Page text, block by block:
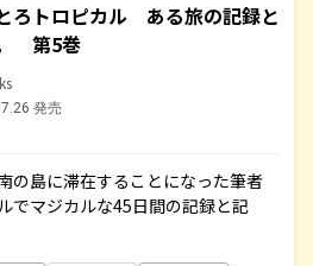
ろトロピカル ある旅の記録と
第5巻
発売
の島に滞在することになった筆者
でマジカルな45日間の記録と記